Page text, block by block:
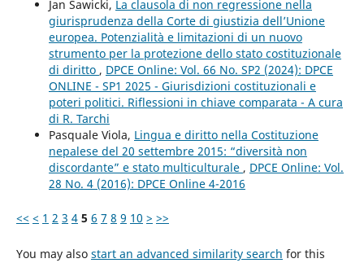
Jan Sawicki, La clausola di non regressione nella
giurisprudenza della Corte di giustizia dell’Unione
europea. Potenzialità e limitazioni di un nuovo
strumento per la protezione dello stato costituzionale
di diritto , DPCE Online: Vol. 66 No. SP2 (2024): DPCE
ONLINE - SP1 2025 - Giurisdizioni costituzionali e
poteri politici. Riflessioni in chiave comparata - A cura
di R. Tarchi
Pasquale Viola, Lingua e diritto nella Costituzione
nepalese del 20 settembre 2015: “diversità non
discordante” e stato multiculturale , DPCE Online: Vol.
28 No. 4 (2016): DPCE Online 4-2016
<< < 1 2 3 4 5 6 7 8 9 10 > >>
You may also start an advanced similarity search for this